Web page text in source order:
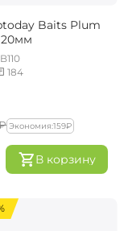
Baits Plum
20мм
184
Экономия:‍159‍₽
В корзину